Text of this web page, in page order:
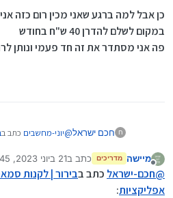
כן אבל למה ברגע שאני מכין רום כזה
במקום לשלם להדרן 40 ש"ח בחודש
פה אני מסתדר את זה חד פעמי ונותן
ח חכם ישראל@יוני-מחשבים כתב ב
@ חכם-ישראלמה
תקנה כבר מכשיר,
מיישה מדריכים כתב ב21 ביוני 2023, 16:45
נערך לאחרונה על ידי
@חכם-ישראל כתב בבירור | לקנות
אפליקציות: